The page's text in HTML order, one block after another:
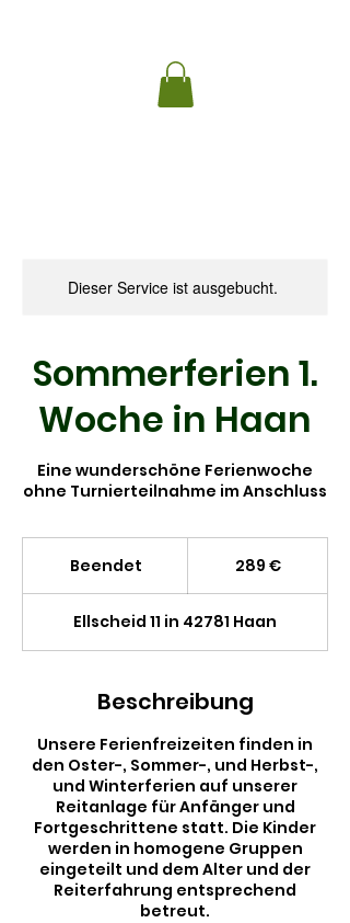
Dieser Service ist ausgebucht.
Sommerferien 1.
Woche in Haan
Eine wunderschöne Ferienwoche
ohne Turnierteilnahme im Anschluss
Beendet
n
d
289 €
Ellscheid 11 in 42781 Haan
Beschreibung
Unsere Ferienfreizeiten finden in
den Oster-, Sommer-, und Herbst-,
und Winterferien auf unserer
Reitanlage für Anfänger und
Fortgeschrittene statt. Die Kinder
werden in homogene Gruppen
eingeteilt und dem Alter und der
Reiterfahrung entsprechend
betreut.